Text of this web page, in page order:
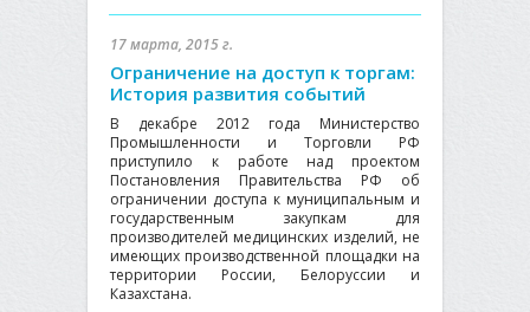
17 марта, 2015 г.
Ограничение на доступ к торгам:
История развития событий
В декабре 2012 года Министерство
Промышленности и Торговли РФ
приступило к работе над проектом
Постановления Правительства РФ об
ограничении доступа к муниципальным и
государственным закупкам для
производителей медицинских изделий, не
имеющих производственной площадки на
территории России, Белоруссии и
Казахстана.